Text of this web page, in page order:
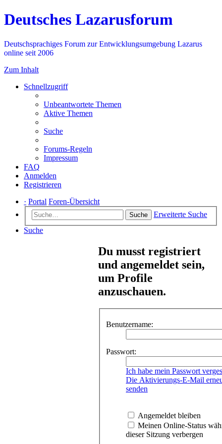
Deutsches Lazarusforum
Deutschsprachiges Forum zur Entwicklungsumgebung Lazarus
online seit 2006
Zum Inhalt
Schnellzugriff
Unbeantwortete Themen
Aktive Themen
Suche
Forums-Regeln
Impressum
FAQ
Anmelden
Registrieren
· Portal Foren-Übersicht
Suche
Erweiterte Suche
Suche
Du musst registriert
und angemeldet sein,
um Profile
anzuschauen.
Benutzername:
Passwort:
Ich habe mein Passwort
Die Aktivierungs-E-Mail
senden
Angemeldet bleiben
Meinen Online-Status
dieser Sitzung verbergen